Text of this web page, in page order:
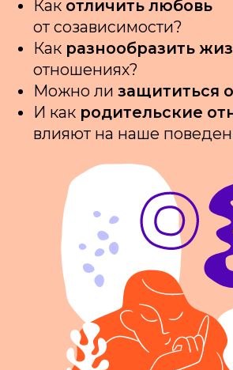
На трехмесячном онлайн-интенсиве
вы узнаете ответы на эти вопросы
и закроете пробелы в сексуальном
образовании на видеоуроках и онлайн-
встречах с сексологом, а также
проработаете отношения с партнером
с помощью домашней практики
и интерактивов
ВЫ УЗНАЕТЕ
БОЛЬШЕ О СЕБЕ
И ОТНОШЕНИЯХ
СО СВОИМ
ПАРТНЕРОМ
Какие скрытые потребности
вы закрываете в отношениях